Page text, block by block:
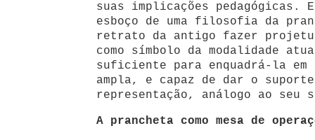
suas implicações pedagógicas.
esboço de uma filosofia da
retrato da antigo fazer
como símbolo da modalidade
suficiente para enquadrá-la em
ampla, e capaz de dar o
representação, análogo ao
A prancheta como mesa de